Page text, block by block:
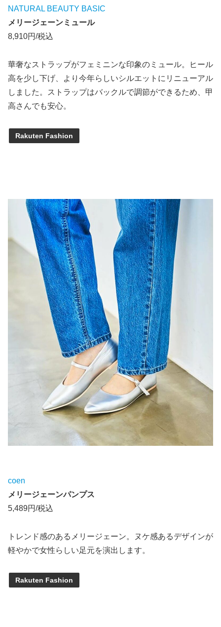
NATURAL BEAUTY BASIC
メリージェーンミュール
8,910円/税込
華奢なストラップがフェミニンな印象のミュール。ヒール
高を少し下げ、より今年らしいシルエットにリニューアル
しました。ストラップはバックルで調節ができるため、甲
高さんでも安心。
Rakuten Fashion
coen
メリージェーンパンプス
5,489円/税込
トレンド感のあるメリージェーン。ヌケ感あるデザインが
軽やかで女性らしい足元を演出します。
Rakuten Fashion